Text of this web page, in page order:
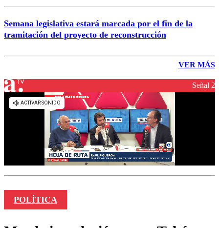
Semana legislativa estará marcada por el fin de la
tramitación del proyecto de reconstrucción
VER MÁS
Señal 2
POLÍTICA